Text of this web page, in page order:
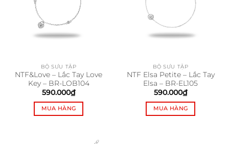
BỘ SƯU TẬP
NTF&Love – Lắc Tay Love
Key – BR-LOB104
590.000₫
MUA HÀNG
BỘ SƯU TẬP
NTF Elsa Petite – Lắc Tay
Elsa – BR-EL105
590.000₫
MUA HÀNG